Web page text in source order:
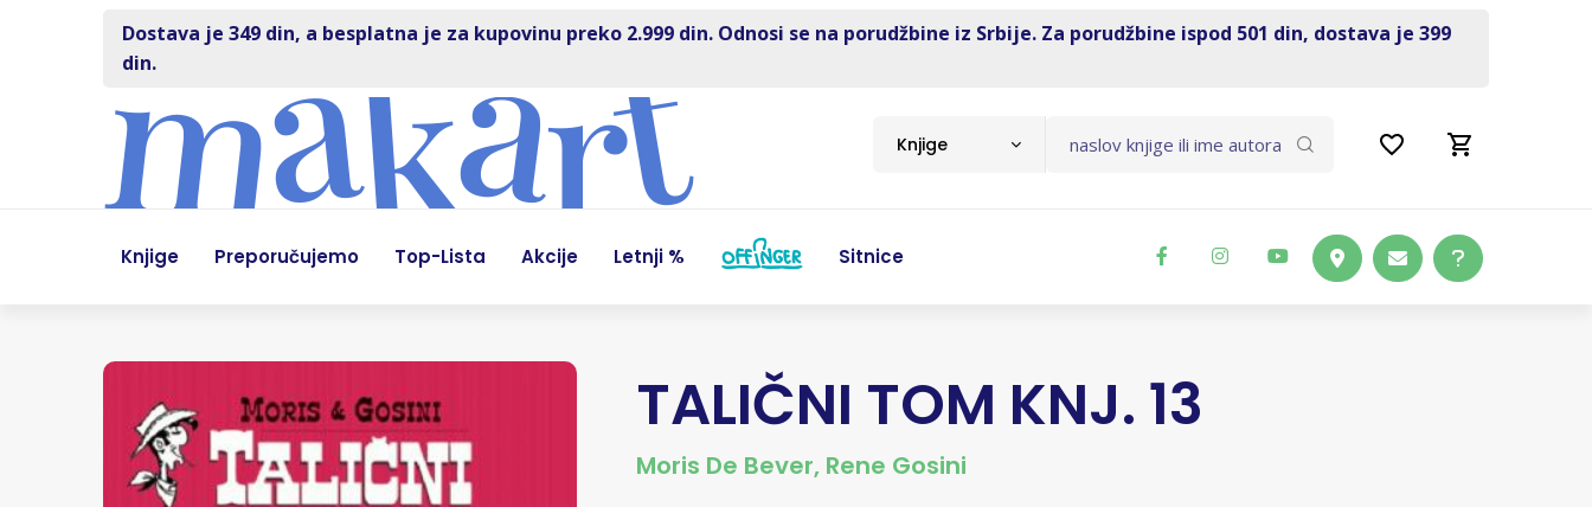
Dostava je 349 din, a besplatna je za kupovinu preko 2.999 din. Odnosi se na porudžbine iz Srbije. Za porudžbine ispod 501 din, dostava je 399
din.
Knjige
Knjige Preporučujemo Top-Lista Akcije Letnji % Sitnice
TALIČNI TOM KNJ. 13
Moris De Bever, Rene Gosini